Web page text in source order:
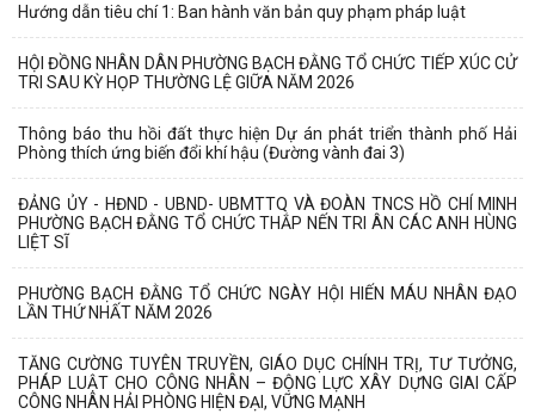
Hướng dẫn tiêu chí 1: Ban hành văn bản quy phạm pháp luật
HỘI ĐỒNG NHÂN DÂN PHƯỜNG BẠCH ĐẰNG TỔ CHỨC TIẾP XÚC CỬ
TRI SAU KỲ HỌP THƯỜNG LỆ GIỮA NĂM 2026
Thông báo thu hồi đất thực hiện Dự án phát triển thành phố Hải
Phòng thích ứng biến đổi khí hậu (Đường vành đai 3)
ĐẢNG ỦY - HĐND - UBND- UBMTTQ VÀ ĐOÀN TNCS HỒ CHÍ MINH
PHƯỜNG BẠCH ĐẰNG TỔ CHỨC THẮP NẾN TRI ÂN CÁC ANH HÙNG
LIỆT SĨ
PHƯỜNG BẠCH ĐẰNG TỔ CHỨC NGÀY HỘI HIẾN MÁU NHÂN ĐẠO
LẦN THỨ NHẤT NĂM 2026
TĂNG CƯỜNG TUYÊN TRUYỀN, GIÁO DỤC CHÍNH TRỊ, TƯ TƯỞNG,
PHÁP LUẬT CHO CÔNG NHÂN – ĐỘNG LỰC XÂY DỰNG GIAI CẤP
CÔNG NHÂN HẢI PHÒNG HIỆN ĐẠI, VỮNG MẠNH